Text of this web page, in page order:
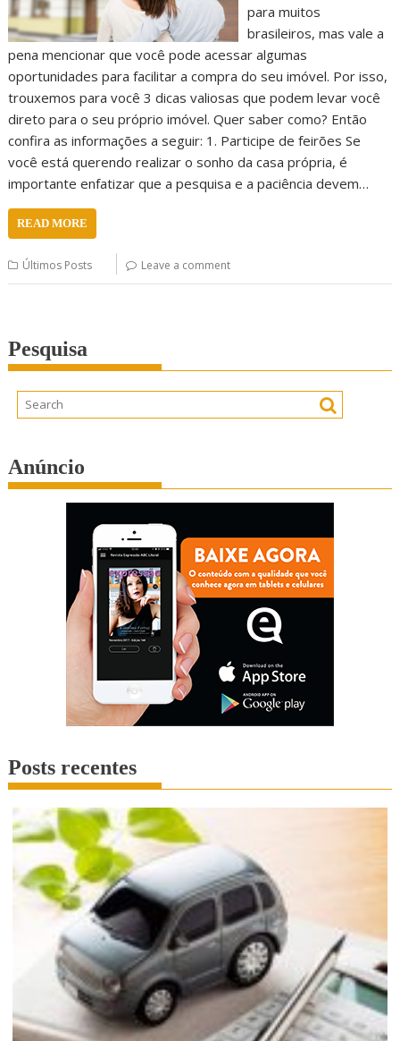
para muitos
brasileiros, mas vale a
pena mencionar que você pode acessar algumas
oportunidades para facilitar a compra do seu imóvel. Por isso,
trouxemos para você 3 dicas valiosas que podem levar você
direto para o seu próprio imóvel. Quer saber como? Então
confira as informações a seguir: 1. Participe de feirões Se
você está querendo realizar o sonho da casa própria, é
importante enfatizar que a pesquisa e a paciência devem…
READ MORE
Últimos Posts Leave a comment
Pesquisa
Anúncio
Posts recentes